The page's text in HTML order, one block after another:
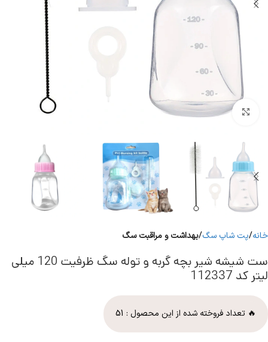
برای بزرگنمایی کلیک کنید
خانه پت شاپ سگ بهداشت و مراقبت سگ
ست شیشه شیر بچه گربه و توله سگ ظرفیت 120 میلی
لیتر کد 112337
🔥 تعداد فروخته شده از این محصول : 51